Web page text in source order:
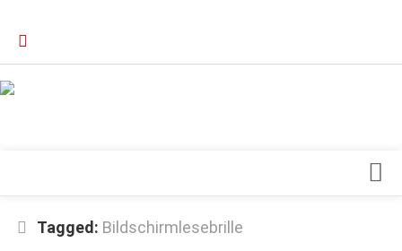
Tagged: Bildschirmlesebrille